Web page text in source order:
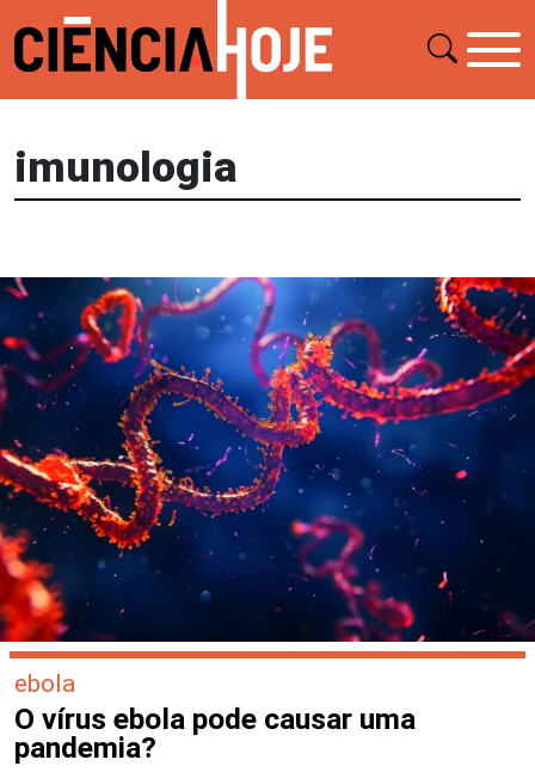
imunologia
ebola
O vírus ebola pode causar uma
pandemia?